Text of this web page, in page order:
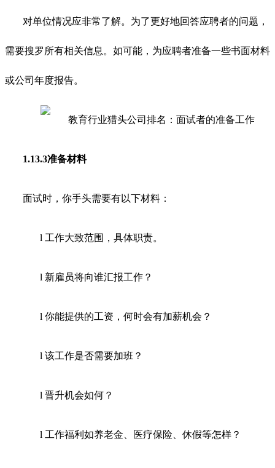
对单位情况应非常了解。为了更好地回答应聘者的问题，
需要搜罗所有相关信息。如可能，为应聘者准备一些书面材料
或公司年度报告。
1.13.3准备材料
面试时，你手头需要有以下材料：
l 工作大致范围，具体职责。
l 新雇员将向谁汇报工作？
l 你能提供的工资，何时会有加薪机会？
l 该工作是否需要加班？
l 晋升机会如何？
l 工作福利如养老金、医疗保险、休假等怎样？